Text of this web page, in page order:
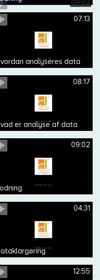
09:02
07:13
analyseres data
08:17
er analyse af data
09:02
04:31
12:55